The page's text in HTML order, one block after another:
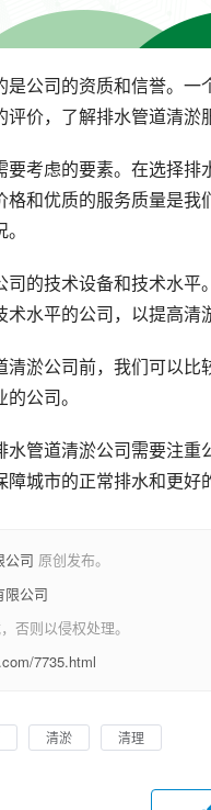
是公司的资质和信誉。
价，了解排水管道清淤
要考虑的要素。在选择
格和优质的服务质量是
司的技术设备和技术水
水平的公司，以提高清
清淤公司前，我们可以
公司。
管道清淤公司需要注
城市的正常排水和更好
公司 原创发布。
限公司
否则以侵权处理。
7735.html
清淤 清理